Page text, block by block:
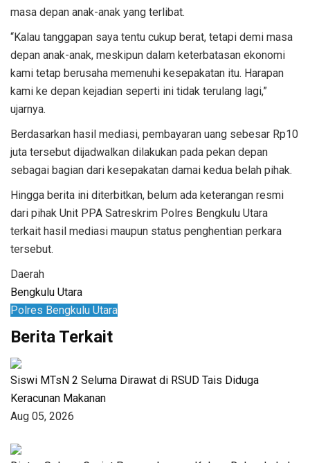
masa depan anak-anak yang terlibat.
“Kalau tanggapan saya tentu cukup berat, tetapi demi masa
depan anak-anak, meskipun dalam keterbatasan ekonomi
kami tetap berusaha memenuhi kesepakatan itu. Harapan
kami ke depan kejadian seperti ini tidak terulang lagi,”
ujarnya.
Berdasarkan hasil mediasi, pembayaran uang sebesar Rp10
juta tersebut dijadwalkan dilakukan pada pekan depan
sebagai bagian dari kesepakatan damai kedua belah pihak.
Hingga berita ini diterbitkan, belum ada keterangan resmi
dari pihak Unit PPA Satreskrim Polres Bengkulu Utara
terkait hasil mediasi maupun status penghentian perkara
tersebut.
Daerah
Bengkulu Utara
Polres Bengkulu Utara
Berita Terkait
Siswi MTsN 2 Seluma Dirawat di RSUD Tais Diduga
Keracunan Makanan
Aug 05, 2026